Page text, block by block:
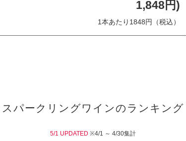
1,848円)
1本あたり1848円（税込）
スパークリングワインのランキング
5/1 UPDATED ※4/1 ～ 4/30集計